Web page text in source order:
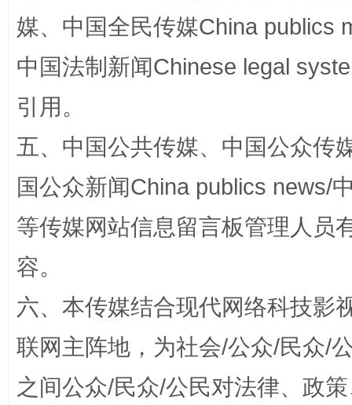
漫山遍野的桃花与雪山、麦地、白藏房 除
媒、中国全民传媒China publics
中国法制新闻Chinese legal
引用。
五、中国公共传媒、中国公众传
国公众新闻China publics news/
等传媒网站信息留言板管理人员
容。
六、本传媒结合现代网络科技影
联网主阵地，为社会/公众/民众/
之间公众/民众/公民对法律、政